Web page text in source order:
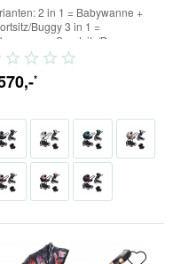
2 in 1 = Babywanne +
Buggy 3 in 1 =
+ Sportsitz/Buggy +
(inkl. Adapter) 4...
,-*